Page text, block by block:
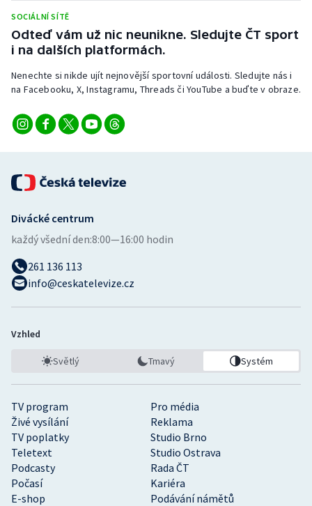
SOCIÁLNÍ SÍTĚ
Odteď vám už nic neunikne. Sledujte ČT sport
i na dalších platformách.
Nenechte si nikde ujít nejnovější sportovní události. Sledujte nás i
na Facebooku, X, Instagramu, Threads či YouTube a buďte v obraze.
TV program
Pro média
Živé vysílání
Reklama
TV poplatky
Studio Brno
Teletext
Studio Ostrava
Podcasty
Rada ČT
Počasí
Kariéra
E-shop
Podávání námětů
Divácké centrum
každý všední den:8:00—16:00 hodin
261 136 113
info@ceskatelevize.cz
Vzhled
Světlý Tmavý Systém